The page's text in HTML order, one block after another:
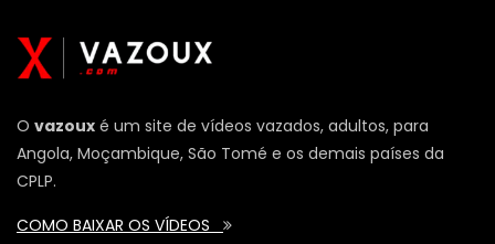
O vazoux é um site de vídeos vazados, adultos, para
Angola, Moçambique, São Tomé e os demais países da
CPLP.
COMO BAIXAR OS VÍDEOS